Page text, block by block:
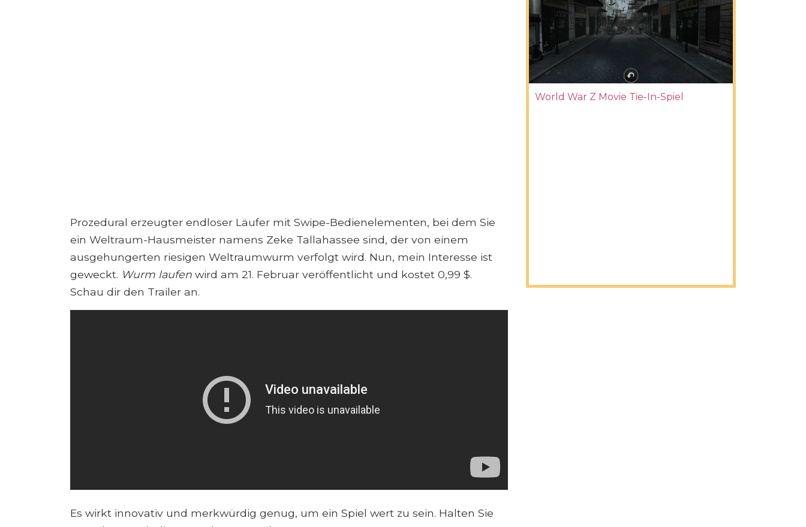
Prozedural erzeugter endloser Läufer mit Swipe-Bedienelementen, bei dem Sie
ein Weltraum-Hausmeister namens Zeke Tallahassee sind, der von einem
ausgehungerten riesigen Weltraumwurm verfolgt wird. Nun, mein Interesse ist
geweckt. Wurm laufen wird am 21. Februar veröffentlicht und kostet 0,99 $.
Schau dir den Trailer an.
Es wirkt innovativ und merkwürdig genug, um ein Spiel wert zu sein. Halten Sie
World War Z Movie Tie-In-Spiel